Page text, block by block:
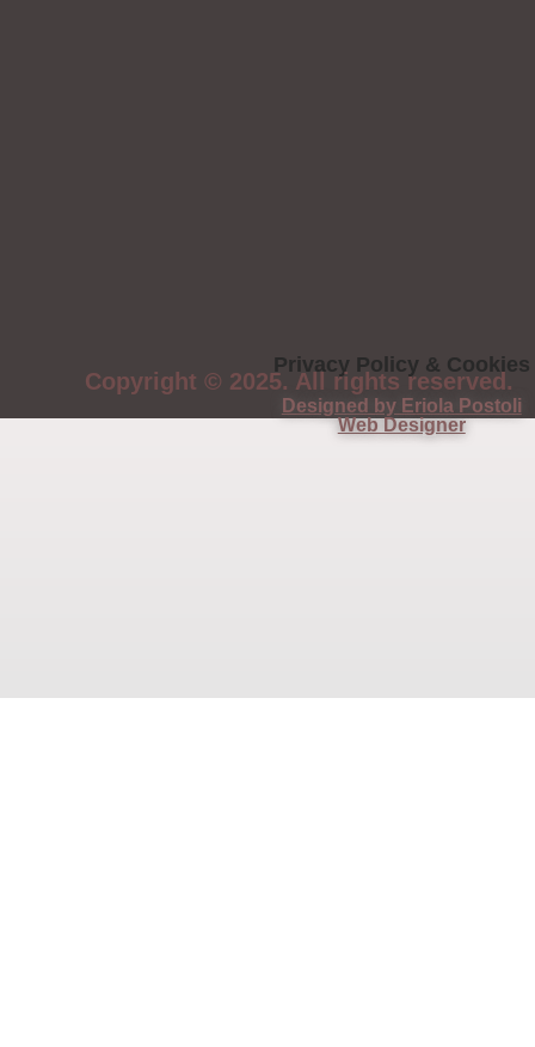
Privacy Policy & Cookies
Copyright © 2025. All rights reserved.
Designed by Eriola Postoli
Web Designer